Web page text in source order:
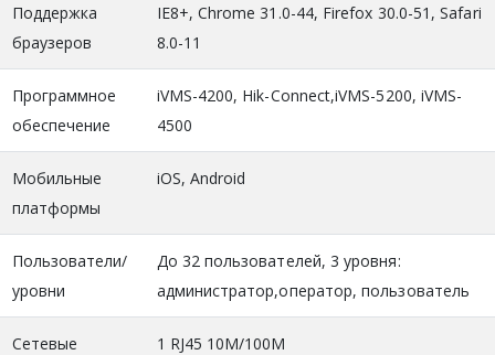
Поддержка
браузеров
IE8+, Chrome 31.0-44, Firefox 30.0-51, Safari
8.0-11
Программное
обеспечение
iVMS-4200, Hik-Connect,iVMS-5200, iVMS-
4500
Мобильные
платформы
iOS, Android
Пользователи/
уровни
До 32 пользователей, 3 уровня:
администратор,оператор, пользователь
Сетевые
1 RJ45 10M/100M